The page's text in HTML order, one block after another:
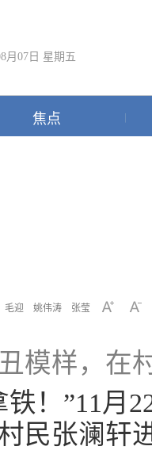
月07日 星期五
焦点
毛迎 姚伟涛 张莹
模样，在
铁！”11月
民张澜轩